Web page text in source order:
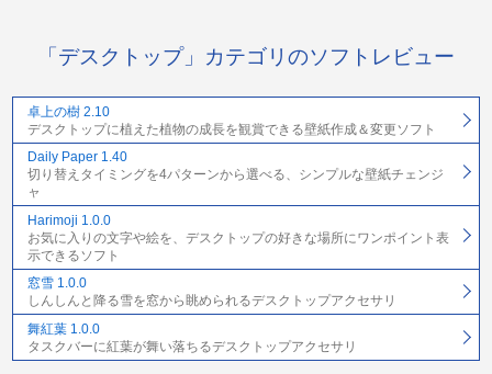
「デスクトップ」カテゴリのソフトレビュー
卓上の樹 2.10
デスクトップに植えた植物の成長を観賞できる壁紙作成＆変更ソフト
Daily Paper 1.40
切り替えタイミングを4パターンから選べる、シンプルな壁紙チェンジ
ャ
Harimoji 1.0.0
お気に入りの文字や絵を、デスクトップの好きな場所にワンポイント表
示できるソフト
窓雪 1.0.0
しんしんと降る雪を窓から眺められるデスクトップアクセサリ
舞紅葉 1.0.0
タスクバーに紅葉が舞い落ちるデスクトップアクセサリ